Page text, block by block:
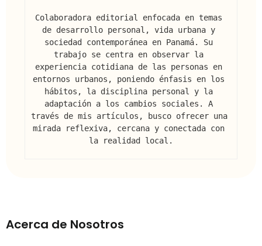
Colaboradora editorial enfocada en temas
de desarrollo personal, vida urbana y
sociedad contemporánea en Panamá. Su
trabajo se centra en observar la
experiencia cotidiana de las personas en
entornos urbanos, poniendo énfasis en los
hábitos, la disciplina personal y la
adaptación a los cambios sociales. A
través de mis artículos, busco ofrecer una
mirada reflexiva, cercana y conectada con
la realidad local.
Acerca de Nosotros